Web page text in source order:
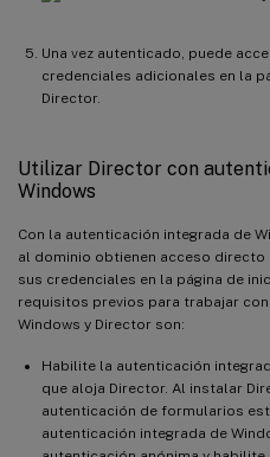
Una vez autenticado, puede
credenciales adicionales en la
Director.
Utilizar Director con
Windows
Con la autenticación integrada de
al dominio obtienen acceso
sus credenciales en la página de
requisitos previos para trabajar
Windows y Director son:
Habilite la autenticación
que aloja Director. Al instalar
autenticación de formularios
autenticación integrada de